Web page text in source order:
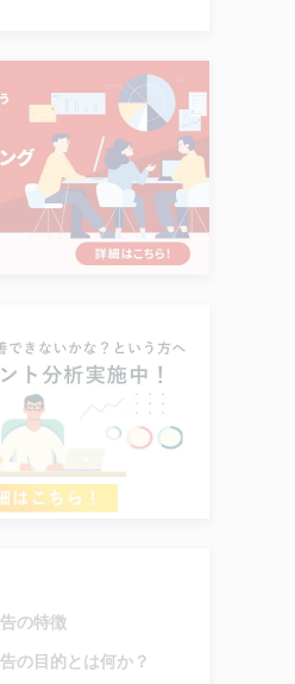
の特徴
の目的とは何か？